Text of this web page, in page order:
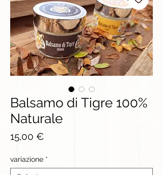
Balsamo di Tigre 100%
Naturale
15,00 €
variazione *